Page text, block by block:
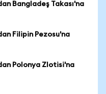
Bangladeş Takası'na
Filipin Pezosu'na
Polonya Zlotisi'na